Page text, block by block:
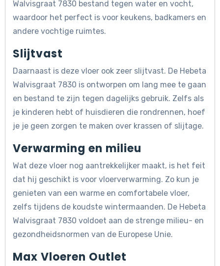
Walvisgraat 7830 bestand tegen water en vocht,
waardoor het perfect is voor keukens, badkamers en
andere vochtige ruimtes.
Slijtvast
Daarnaast is deze vloer ook zeer slijtvast. De Hebeta
Walvisgraat 7830 is ontworpen om lang mee te gaan
en bestand te zijn tegen dagelijks gebruik. Zelfs als
je kinderen hebt of huisdieren die rondrennen, hoef
je je geen zorgen te maken over krassen of slijtage.
Verwarming en milieu
Wat deze vloer nog aantrekkelijker maakt, is het feit
dat hij geschikt is voor vloerverwarming. Zo kun je
genieten van een warme en comfortabele vloer,
zelfs tijdens de koudste wintermaanden. De Hebeta
Walvisgraat 7830 voldoet aan de strenge milieu- en
gezondheidsnormen van de Europese Unie.
Max Vloeren Outlet